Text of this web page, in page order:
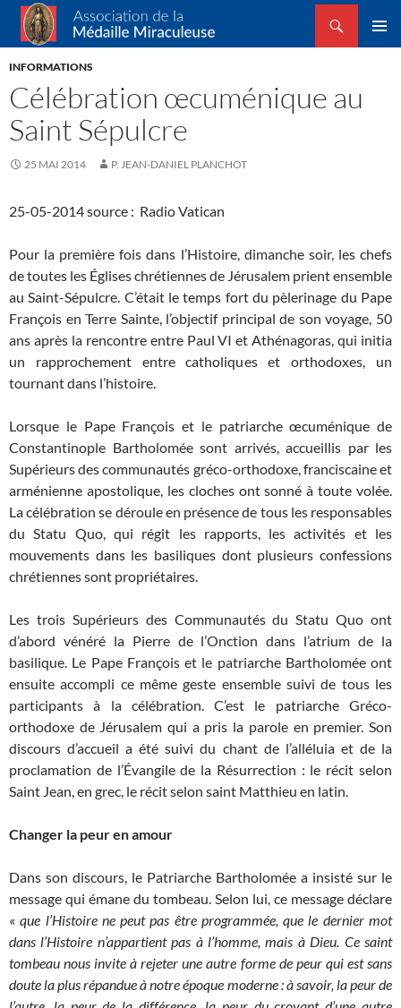
Association de la Médaille Miraculeuse
Recherche
ALLER
INFORMATIONS
Célébration œcuménique au
Saint Sépulcre
25 MAI 2014 P. JEAN-DANIEL PLANCHOT
25-05-2014 source : Radio Vatican
Pour la première fois dans l’Histoire, dimanche soir, les chefs
de toutes les Églises chrétiennes de Jérusalem prient ensemble
au Saint-Sépulcre. C’était le temps fort du pèlerinage du Pape
François en Terre Sainte, l’objectif principal de son voyage, 50
ans après la rencontre entre Paul VI et Athénagoras, qui initia
un rapprochement entre catholiques et orthodoxes, un
tournant dans l’histoire.
Lorsque le Pape François et le patriarche œcuménique de
Constantinople Bartholomée sont arrivés, accueillis par les
Supérieurs des communautés gréco-orthodoxe, franciscaine et
arménienne apostolique, les cloches ont sonné à toute volée.
La célébration se déroule en présence de tous les responsables
du Statu Quo, qui régit les rapports, les activités et les
mouvements dans les basiliques dont plusieurs confessions
chrétiennes sont propriétaires.
Les trois Supérieurs des Communautés du Statu Quo ont
d’abord vénéré la Pierre de l’Onction dans l’atrium de la
basilique. Le Pape François et le patriarche Bartholomée ont
ensuite accompli ce même geste ensemble suivi de tous les
participants à la célébration. C’est le patriarche Gréco-
orthodoxe de Jérusalem qui a pris la parole en premier. Son
discours d’accueil a été suivi du chant de l’alléluia et de la
proclamation de l’Évangile de la Résurrection : le récit selon
Saint Jean, en grec, le récit selon saint Matthieu en latin.
Changer la peur en amour
Dans son discours, le Patriarche Bartholomée a insisté sur le
message qui émane du tombeau. Selon lui, ce message déclare
«que l’Histoire ne peut pas être programmée, que le dernier mot
dans l’Histoire n’appartient pas à l’homme, mais à Dieu. Ce saint
tombeau nous invite à rejeter une autre forme de peur qui est sans
doute la plus répandue à notre époque moderne : à savoir, la peur de